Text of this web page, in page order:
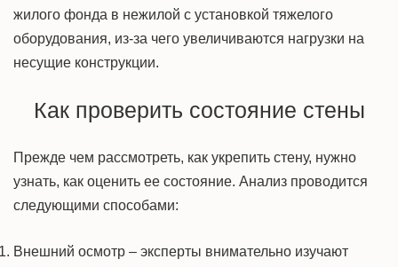
жилого фонда в нежилой с установкой тяжелого
оборудования, из-за чего увеличиваются нагрузки на
несущие конструкции.
Как проверить состояние стены
Прежде чем рассмотреть, как укрепить стену, нужно
узнать, как оценить ее состояние. Анализ проводится
следующими способами:
Внешний осмотр – эксперты внимательно изучают